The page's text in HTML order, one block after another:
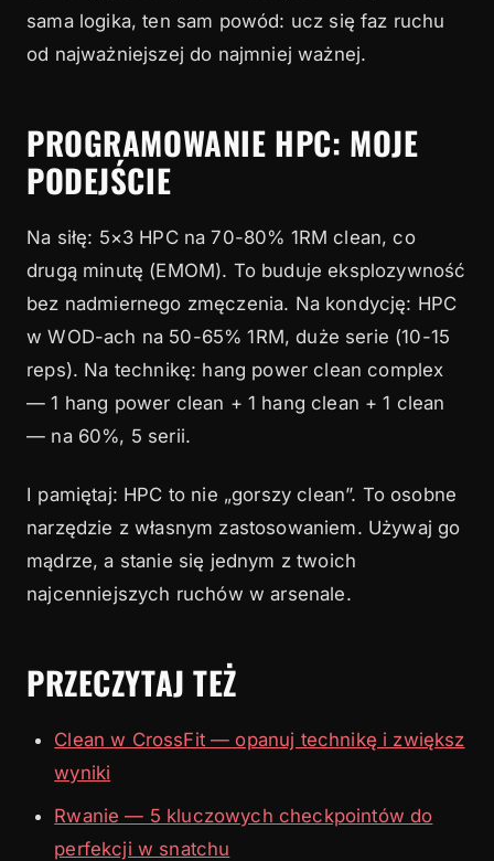
sama logika, ten sam powód: ucz się faz ruchu
od najważniejszej do najmniej ważnej.
PROGRAMOWANIE HPC: MOJE
PODEJŚCIE
Na siłę: 5×3 HPC na 70-80% 1RM clean, co
drugą minutę (EMOM). To buduje eksplozywność
bez nadmiernego zmęczenia. Na kondycję: HPC
w WOD-ach na 50-65% 1RM, duże serie (10-15
reps). Na technikę: hang power clean complex
— 1 hang power clean + 1 hang clean + 1 clean
— na 60%, 5 serii.
I pamiętaj: HPC to nie „gorszy clean”. To osobne
narzędzie z własnym zastosowaniem. Używaj go
mądrze, a stanie się jednym z twoich
najcenniejszych ruchów w arsenale.
PRZECZYTAJ TEŻ
Clean w CrossFit — opanuj technikę i zwiększ
wyniki
Rwanie — 5 kluczowych checkpointów do
perfekcji w snatchu